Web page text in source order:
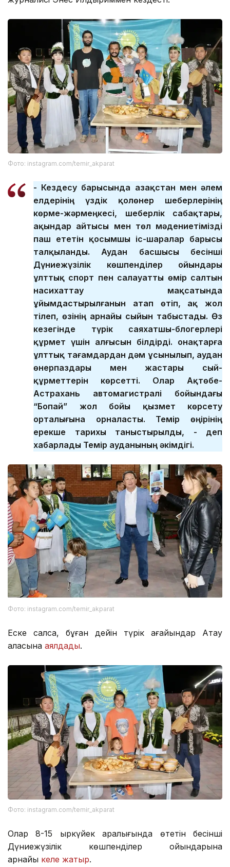
Фото: instagram.com/temir_akparat
- Кездесу барысында Қазақстан мен әлем
елдерінің үздік қолөнер шеберлерінің
көрме-жәрмеңкесі, шеберлік сабақтары,
ақындар айтысы мен төл мәдениетімізді
паш ететін қосымшы іс-шаралар барысы
талқыланды. Аудан басшысы бесінші
Дүниежүзілік көшпенділер ойындары
ұлттық спорт пен салауатты өмір салтын
насихаттау мақсатында
ұйымдастырылғанын атап өтіп, ақ жол
тілеп, өзінің арнайы сыйын табыстады. Өз
кезегінде түрік саяхатшы-блогерлері
құрмет үшін алғысын білдірді. Қонақтарға
ұлттық тағамдардан дәм ұсынылып, аудан
өнерпаздары мен жастары сый-
құрметтерін көрсетті. Олар Ақтөбе-
Астрахань автомагистралі бойындағы
“Бопай” жол бойы қызмет көрсету
орталығына орналасты. Темір өңірінің
ерекше тарихы таныстырылды, - деп
хабарлады Темір ауданының әкімдігі.
Фото: instagram.com/temir_akparat
Еске салсақ, бұған дейін түрік ағайындар Ақтау
қаласына аялдады.
Фото: instagram.com/temir_akparat
Олар 8-15 қыркүйек аралығында өтетін бесінші
Дүниежүзілік көшпенділер ойындарына
арнайы келе жатыр.